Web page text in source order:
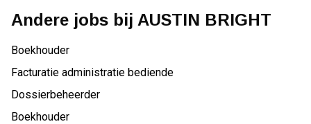
Andere jobs bij AUSTIN BRIGHT
Boekhouder
Facturatie administratie bediende
Dossierbeheerder
Boekhouder